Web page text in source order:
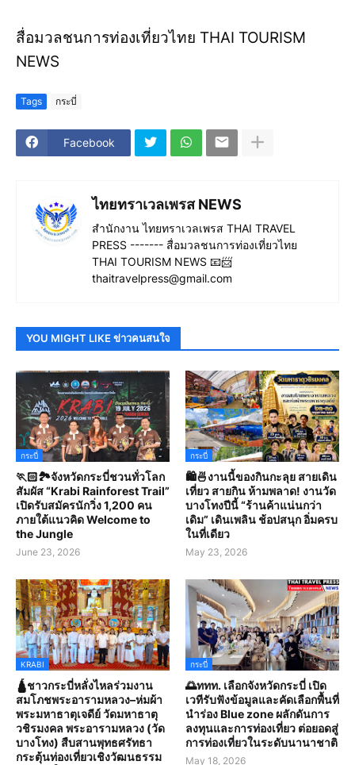
สื่อมวลชนการท่องเที่ยวไทย THAI TOURISM
NEWS
Tags กระบี่
Facebook
ไทยทราเวลเพรส NEWS
สำนักงาน ไทยทราเวลเพรส THAI TRAVEL
PRESS ------- สื่อมวลชนการท่องเที่ยวไทย
THAI TOURISM NEWS 📧📨
thaitravelpress@gmail.com
YOU MIGHT LIKE ข่าวคนสนใจ
กระบี่
🏃🏻🏞️จังหวัดกระบี่ชวนทั่วโลก
สัมผัส “Krabi Rainforest Trail”
เปิดรับสมัครนักวิ่ง 1,200 คน
ภายใต้แนวคิด Welcome to
the Jungle
June 23, 2026
กระบี่
🛍️🍜งานนี้ของกินกะลุย สายเดิน
เที่ยว สายกิน ห้ามพลาด! งานวัด
บางโทงปีนี้ “ร้านค้าแน่นกว่า
เดิม” เดินเพลิน ช้อปสนุก อิ่มครบ
ในที่เดียว
May 23, 2026
KRABI
🛕ชาวกระบี่หลั่งไหลร่วมงาน
สมโภชพระอารามหลวง–ห่มผ้า
พระมหาธาตุเจดีย์ วัดมหาธาตุ
วชิรมงคล พระอารามหลวง (วัด
บางโทง) สืบสานพุทธศรัทธา
กระตุ้นท่องเที่ยวเชิงวัฒนธรรม
กระบี่
🌅ททท. เลือกจังหวัดกระบี่ เปิด
เวทีรับฟังข้อมูลและคัดเลือกพื้นที่
นำร่อง Blue zone ผลักดันการ
ลงทุนและการท่องเที่ยว ต่อยอดสู่
การท่องเที่ยวในระดับนานาชาติ
May 18, 2026